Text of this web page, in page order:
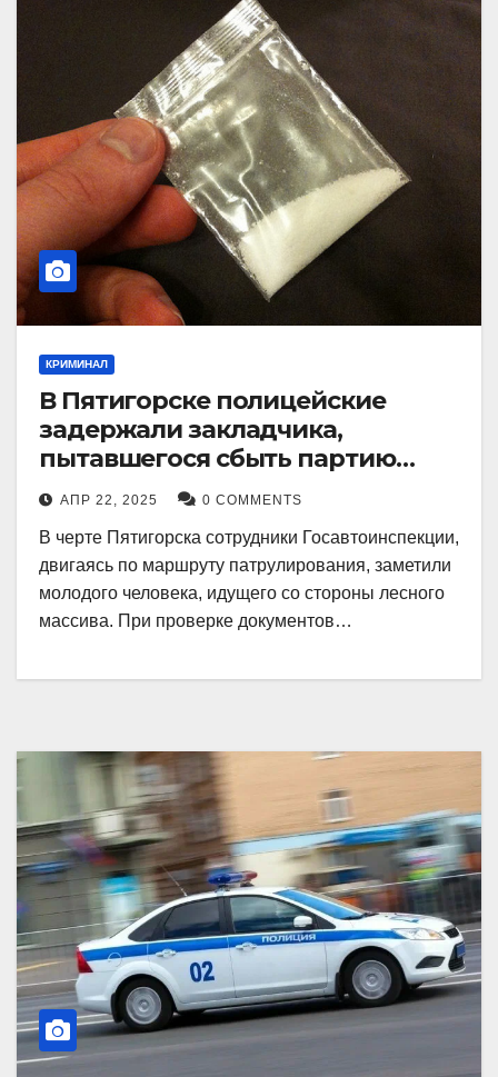
КРИМИНАЛ
В Пятигорске полицейские
задержали закладчика,
пытавшегося сбыть партию
синтетического наркотика
АПР 22, 2025 0 COMMENTS
В черте Пятигорска сотрудники Госавтоинспекции,
двигаясь по маршруту патрулирования, заметили
молодого человека, идущего со стороны лесного
массива. При проверке документов…